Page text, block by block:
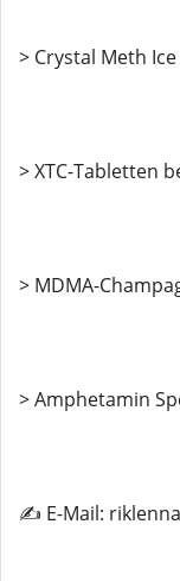
> Crystal Meth
> XTC-Tabletten
> MDMA-
> Amphetamin
✍️ E-Mail: